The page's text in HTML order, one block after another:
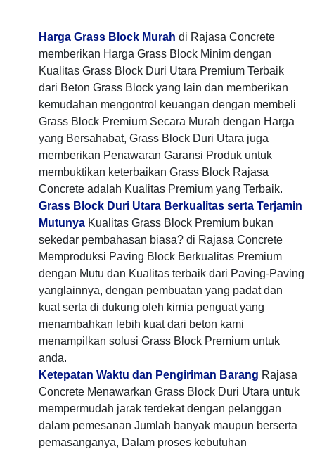
Harga Grass Block Murah di Rajasa Concrete
memberikan Harga Grass Block Minim dengan
Kualitas Grass Block Duri Utara Premium Terbaik
dari Beton Grass Block yang lain dan memberikan
kemudahan mengontrol keuangan dengan membeli
Grass Block Premium Secara Murah dengan Harga
yang Bersahabat, Grass Block Duri Utara juga
memberikan Penawaran Garansi Produk untuk
membuktikan keterbaikan Grass Block Rajasa
Concrete adalah Kualitas Premium yang Terbaik.
Grass Block Duri Utara Berkualitas serta Terjamin
Mutunya Kualitas Grass Block Premium bukan
sekedar pembahasan biasa? di Rajasa Concrete
Memproduksi Paving Block Berkualitas Premium
dengan Mutu dan Kualitas terbaik dari Paving-Paving
yanglainnya, dengan pembuatan yang padat dan
kuat serta di dukung oleh kimia penguat yang
menambahkan lebih kuat dari beton kami
menampilkan solusi Grass Block Premium untuk
anda.
Ketepatan Waktu dan Pengiriman Barang Rajasa
Concrete Menawarkan Grass Block Duri Utara untuk
mempermudah jarak terdekat dengan pelanggan
dalam pemesanan Jumlah banyak maupun berserta
pemasanganya, Dalam proses kebutuhan